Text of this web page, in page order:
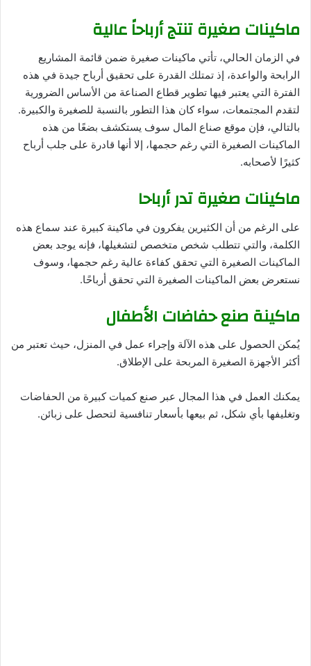
ماكينات صغيرة تنتج أرباحاً عالية
في الزمان الحالي، تأتي ماكينات صغيرة ضمن قائمة المشاريع
الرابحة والواعدة، إذ تمتلك القدرة على تحقيق أرباح جيدة في هذه
الفترة التي يعتبر فيها تطوير قطاع الصناعة من الأساس الضرورية
لتقدم المجتمعات، سواء كان هذا التطور بالنسبة للصغيرة والكبيرة.
بالتالي، فإن موقع صناع المال سوف يستكشف بضعًا من هذه
الماكينات الصغيرة التي رغم حجمها، إلا أنها قادرة على جلب أرباح
كثيرًا لأصحابه.
ماكينات صغيرة تدر أرباحا
على الرغم من أن الكثيرين يفكرون في ماكينة كبيرة عند سماع هذه
الكلمة، والتي تتطلب شخص متخصص لتشغيلها، فإنه يوجد بعض
الماكينات الصغيرة التي تحقق كفاءة عالية رغم حجمها، وسوف
نستعرض بعض الماكينات الصغيرة التي تحقق أرباحًا.
ماكينة صنع حفاضات الأطفال
يُمكن الحصول على هذه الآلة وإجراء عمل في المنزل، حيث تعتبر من
أكثر الأجهزة الصغيرة المربحة على الإطلاق.
يمكنك العمل في هذا المجال عبر صنع كميات كبيرة من الحفاضات
وتغليفها بأي شكل، ثم بيعها بأسعار تنافسية لتحصل على زبائن.